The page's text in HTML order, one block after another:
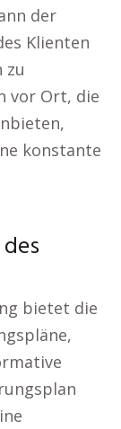
der
Klienten
zu
vor Ort, die
konstante
bietet die